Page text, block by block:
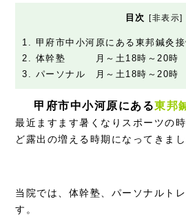
目次 [非表示]
1. 甲府市中小河原にある東邦鍼灸接
2. 体幹塾 月～土18時～20時
3. パーソナル 月～土18時～20時
甲府市中小河原にある東邦
最近ますます暑くなりスポーツの
ど露出の増える時期になってきまし
当院では、体幹塾、パーソナルト
す。